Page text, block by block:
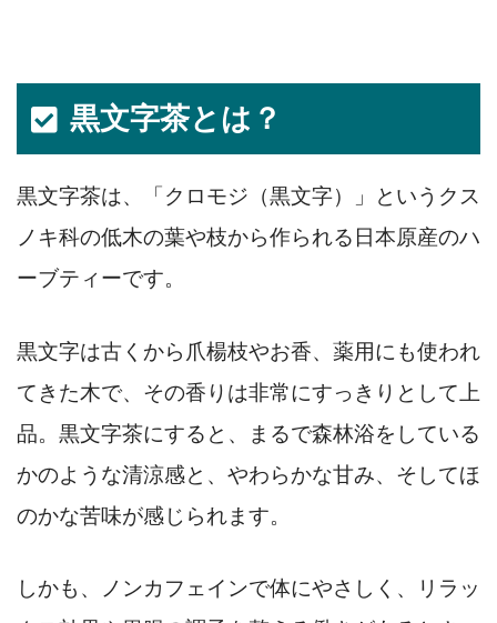
黒文字茶とは？
黒文字茶は、「クロモジ（黒文字）」というクス
ノキ科の低木の葉や枝から作られる日本原産のハ
ーブティーです。
黒文字は古くから爪楊枝やお香、薬用にも使われ
てきた木で、その香りは非常にすっきりとして上
品。黒文字茶にすると、まるで森林浴をしている
かのような清涼感と、やわらかな甘み、そしてほ
のかな苦味が感じられます。
しかも、ノンカフェインで体にやさしく、リラッ